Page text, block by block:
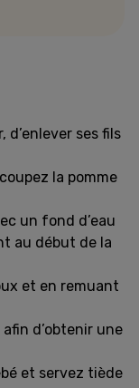
d’enlever ses fils
la pomme
un fond d’eau
au début de la
et en remuant
d’obtenir une
et servez tiède